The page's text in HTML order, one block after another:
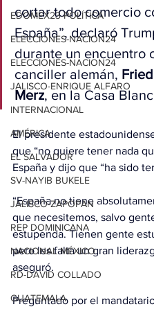
EDOMEX23-POLÍTICA
ELECCIONES-NACION24
ELECCIONES-NACION24
JALISCO-ENRIQUE ALFARO
INTERNACIONAL
AMÉRICA
EL SALVADOR
SV-NAYIB BUKELE
JALISCO-ZAPOPAN
REP DOMINICANA
NACIONAL MÉXICO
RD-DAVID COLLADO
GUATEMALA
cortar todo comercio
España”, declaró
durante un encuentro
canciller alemán,
Merz, en la Casa
El presidente
que “no quiere tener nada
España y dijo que “ha sido
“España no tiene
que necesitemos, salvo
estupenda. Tienen gente
pero les falta un gran
aseguró.
Preguntado por el